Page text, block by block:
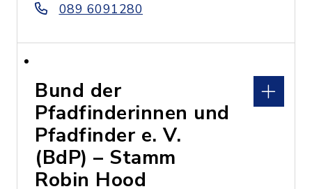
089 6091280
Bund der
Pfadfinderinnen und
Pfadfinder e. V.
(BdP) – Stamm
Robin Hood